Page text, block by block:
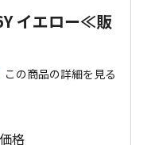
イエロー≪販
この商品の詳細を見る
格